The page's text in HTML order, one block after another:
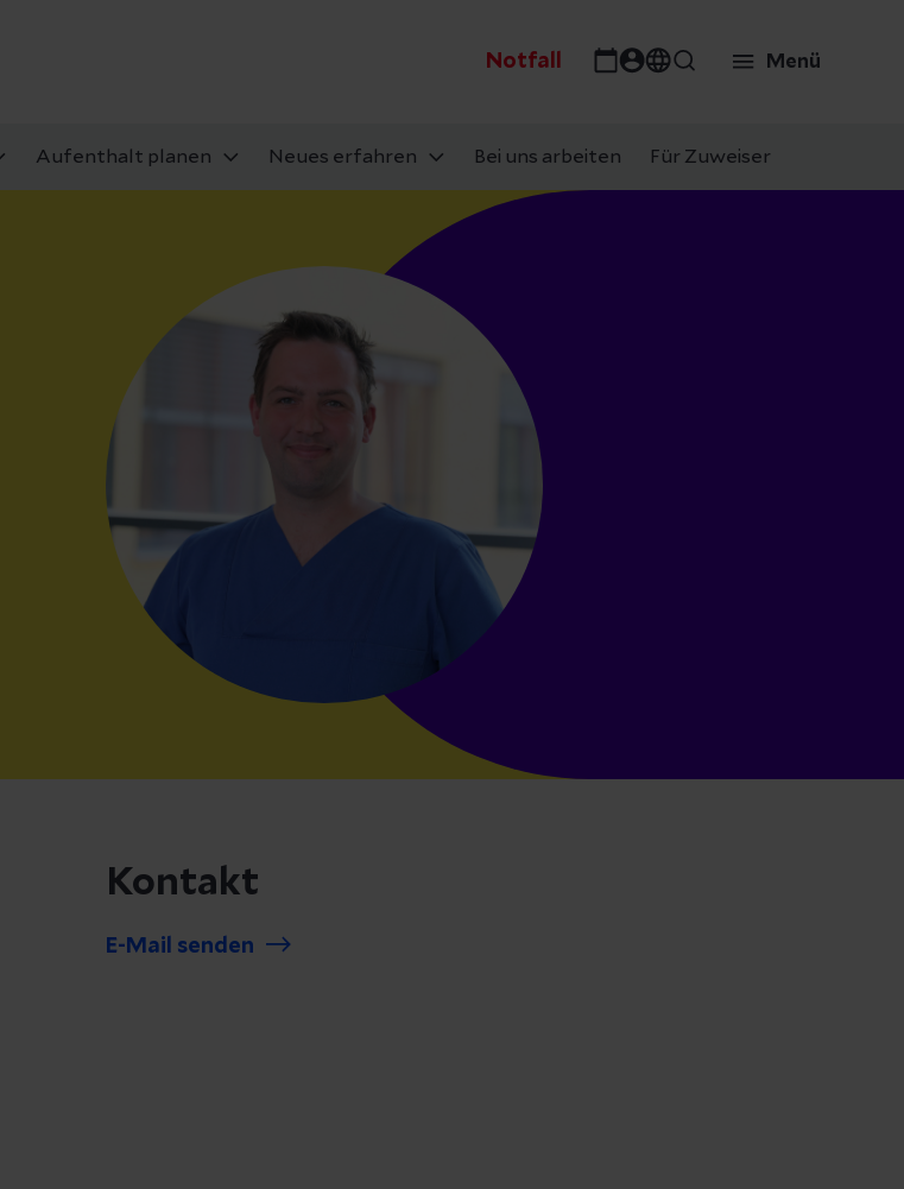
Notfall Menü
Aufenthalt planen Neues erfahren Bei uns arbeiten Für Zuweiser
Kontakt
E-Mail senden